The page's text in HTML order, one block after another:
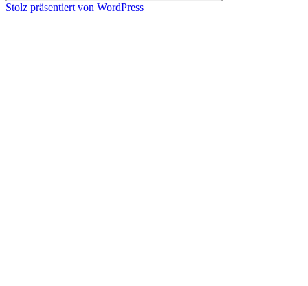
Stolz präsentiert von WordPress